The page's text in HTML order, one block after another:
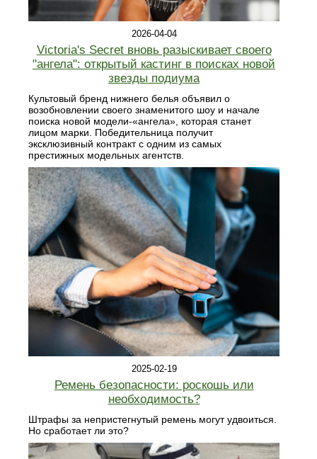
2026-04-04
Victoria's Secret вновь разыскивает своего
"ангела": открытый кастинг в поисках новой
звезды подиума
Культовый бренд нижнего белья объявил о
возобновлении своего знаменитого шоу и начале
поиска новой модели-«ангела», которая станет
лицом марки. Победительница получит
эксклюзивный контракт с одним из самых
престижных модельных агентств.
2025-02-19
Ремень безопасности: роскошь или
необходимость?
Штрафы за непристегнутый ремень могут удвоиться.
Но сработает ли это?